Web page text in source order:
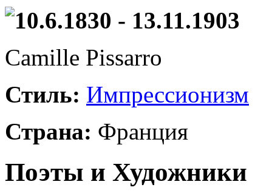
10.6.1830 - 13.11.1903
Camille Pissarro
Стиль: Импрессионизм
Страна: Франция
Поэты и Художники